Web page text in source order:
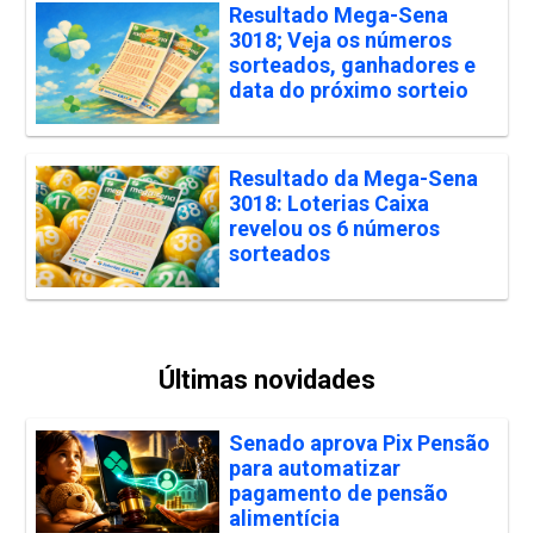
Resultado Mega-Sena
3018; Veja os números
sorteados, ganhadores e
data do próximo sorteio
Resultado da Mega-Sena
3018: Loterias Caixa
revelou os 6 números
sorteados
Últimas novidades
Senado aprova Pix Pensão
para automatizar
pagamento de pensão
alimentícia